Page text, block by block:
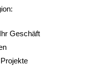
Geschäft